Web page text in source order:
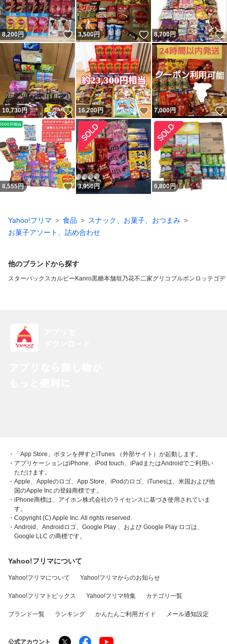
8,200円 いいね！
3,500円 いいね！
8,700円
10,730円 いいね！
16,200円 いいね！
7,000円
8,555円 いいね！
3,950円 6,800円
Yahoo!フリマ 食品
スナック、お菓子、おつまみ
お菓子アソート、詰め合わせ
他のブランドから探す
スターバックスカルビー Kanro黒糖本舗垣乃花不二家グリコ ブルボン ロッテゴデ
・「App Store」ボタンを押すとiTunes （外部サイト）が起動します。
・アプリケーションはiPhone、iPod touch、iPadまたはAndroidでご利用い
ただけます。
・Apple、Appleのロゴ、App Store、iPodのロゴ、iTunesは、米国および他
国のApple Inc.の登録商標です。
・iPhone商標は、アイホン株式会社のライセンスに基づき使用されていま
す。
・Copyright (C) Apple Inc. All rights reserved.
・Android、Androidロゴ、Google Play 、および Google Play ロゴは、
Google LLC の商標です。
Yahoo!フリマについて
Yahoo!フリマについて Yahoo!フリマからのお知らせ
Yahoo!フリマトピックス Yahoo!フリマ特集 カテゴリ一覧
ブランド一覧 ランキング かんたんご利用ガイド メール通知設定
公式アカウント